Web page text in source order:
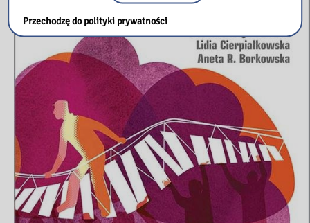
Przechodzę do polityki prywatności